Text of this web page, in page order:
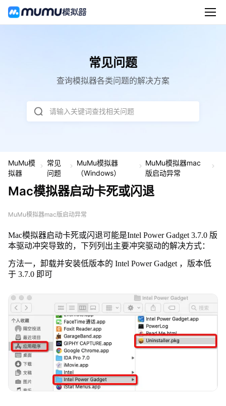
常见问题
查询模拟器各类问题的解决方案
请输入关键词查找相关问题
MuMu模
拟器
常见
问题
MuMu模拟器
（Windows）
MuMu模拟器mac
版启动异常
Mac模拟器启动卡死或闪退
MuMu模拟器mac版启动异常
Mac模拟器启动卡死或闪退可能是Intel Power Gadget 3.7.0 版
本驱动冲突导致的，下列列出主要冲突驱动的解决方式：
方法一，卸载并安装低版本的 Intel Power Gadget ，版本低
于 3.7.0 即可